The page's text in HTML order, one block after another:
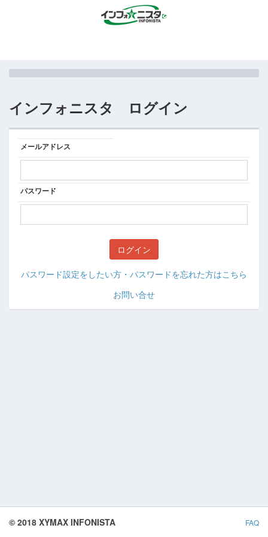
インフォニスタ ログイン
メールアドレス
パスワード
パスワード設定をしたい方・パスワードを忘れた方はこちら
お問い合せ
FAQ
© 2018 XYMAX INFONISTA